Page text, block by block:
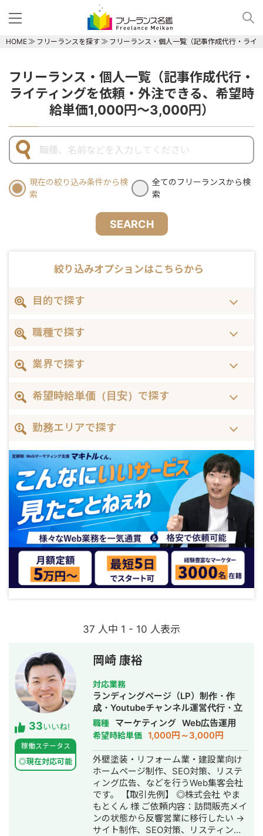
HOME フリーランスを探す フリーランス・個人一覧（記事作成代行・ラ
フリーランス・個人一覧（記事作成代行・
ライティングを依頼・外注できる、希望時
給単価1,000円～3,000円）
現在の絞り込み条件から検
索
全てのフリーランスから検
索
SEARCH
絞り込みオプションはこちらから
目的で探す
職種で探す
業界で探す
希望時給単価（目安）で探す
勤務エリアで探す
37 人中 1 - 10 人表示
33いいね!
稼働ステータス
◎現在対応可能
岡崎 康裕
対応業務
ランディングページ（LP）制作・作
成・Youtubeチャンネル運営代行・立
ち上げ・SEO対策・新規事業立上・
SNS運用代行・記事作成代行・ライテ
ィング・ホームページ制作・作成・バ
ナー制作・デザイン・リスティング広
告運用代行・オウンドメディア制作・
構築・運用代行・動画制作・動画編集
職種 マーケティング Web広告運用
希望時給単価 1,000円～3,000円
外壁塗装・リフォーム業・建設業向け
ホームページ制作、SEO対策、リステ
ィング広告、などを行うWeb集客会社
です。 【取引先例】 ◎株式会社 やま
もとくん 様 ご依頼内容：訪問販売メイ
ンの状態から反響営業に移行したい →
サイト制作、SEO対策、リスティング